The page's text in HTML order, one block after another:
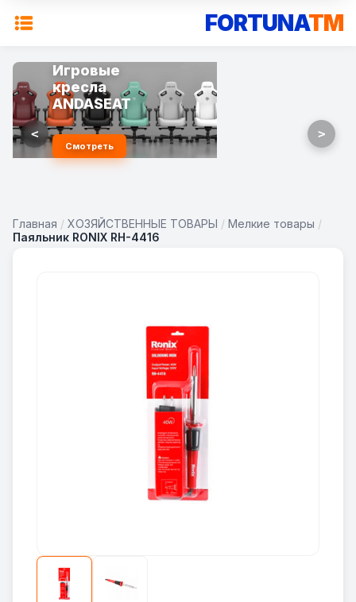
FORTUNATM
Игровые
кресла
ANDASEAT
Смотреть
< >
Главная / ХОЗЯЙСТВЕННЫЕ ТОВАРЫ / Мелкие товары /
Паяльник RONIX RH-4416